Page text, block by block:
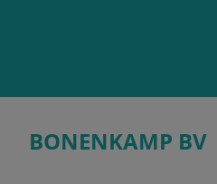
BONENKAMP BV